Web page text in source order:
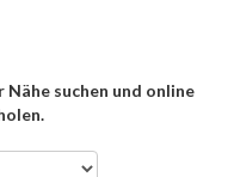
suchen und online